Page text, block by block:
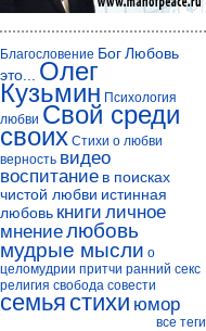
Благословение БогЛюбовь
это...
Олег
Кузьмин Психология
любви Свой среди
своих Стихи о любви
верность видео
воспитание в поисках
чистой любви истинная
любовь книги личное
мнениелюбовь
мудрые мысли о
целомудрии притчи ранний секс
религия свобода совести
семья стихи юмор
все теги